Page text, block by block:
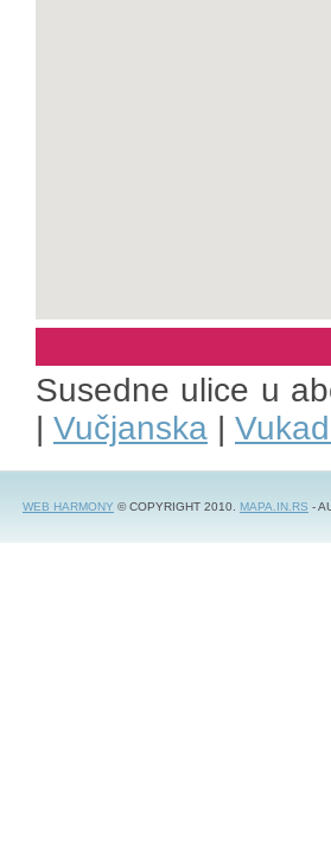
Susedne ulice u
| Vučjanska |
WEB HARMONY © COPYRIGHT 2010. MAPA.IN.RS -